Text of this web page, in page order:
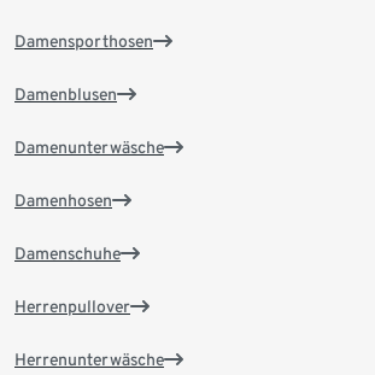
Damensporthosen
Damenblusen
Damenunterwäsche
Damenhosen
Damenschuhe
Herrenpullover
Herrenunterwäsche